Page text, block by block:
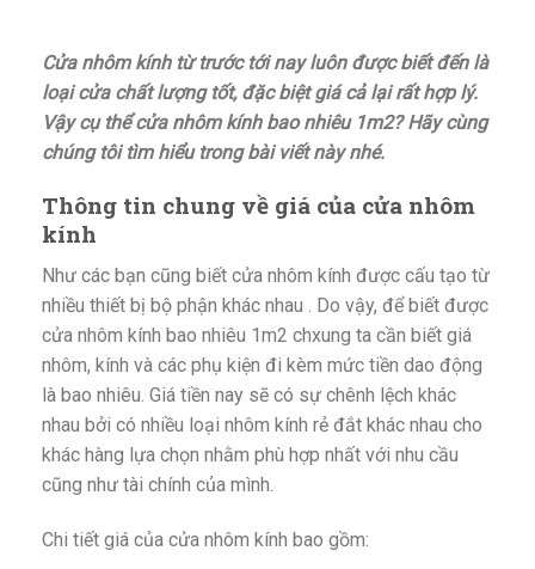
Cửa nhôm kính từ trước tới nay luôn được biết đến là
loại cửa chất lượng tốt, đặc biệt giá cả lại rất hợp lý.
Vậy cụ thể cửa nhôm kính bao nhiêu 1m2? Hãy cùng
chúng tôi tìm hiểu trong bài viết này nhé.
Thông tin chung về giá của cửa nhôm
kính
Như các bạn cũng biết cửa nhôm kính được cấu tạo từ
nhiều thiết bị bộ phận khác nhau . Do vậy, để biết được
cửa nhôm kính bao nhiêu 1m2 chxung ta cần biết giá
nhôm, kính và các phụ kiện đi kèm mức tiền dao động
là bao nhiêu. Giá tiền nay sẽ có sự chênh lệch khác
nhau bởi có nhiều loại nhôm kính rẻ đắt khác nhau cho
khác hàng lựa chọn nhằm phù hợp nhất với nhu cầu
cũng như tài chính của mình.
Chi tiết giá của cửa nhôm kính bao gồm: